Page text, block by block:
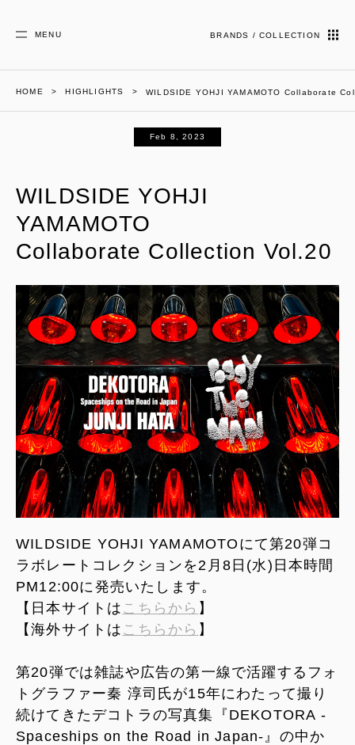
MENU BRANDS / COLLECTION
HOME HIGHLIGHTS WILDSIDE YOHJI YAMAMOTO Collaborate
Feb 8, 2023
WILDSIDE YOHJI
YAMAMOTO
Collaborate Collection Vol.20
WILDSIDE YOHJI YAMAMOTOにて第20弾コ
ラボレートコレクションを2月8日(水)日本時間
PM12:00に発売いたします。
【日本サイトは こちらから 】
【海外サイトは こちらから 】
第20弾では雑誌や広告の第一線で活躍するフォ
トグラファー秦 淳司氏が15年にわたって撮り
続けてきたデコトラの写真集『DEKOTORA -
Spaceships on the Road in Japan-』の中か